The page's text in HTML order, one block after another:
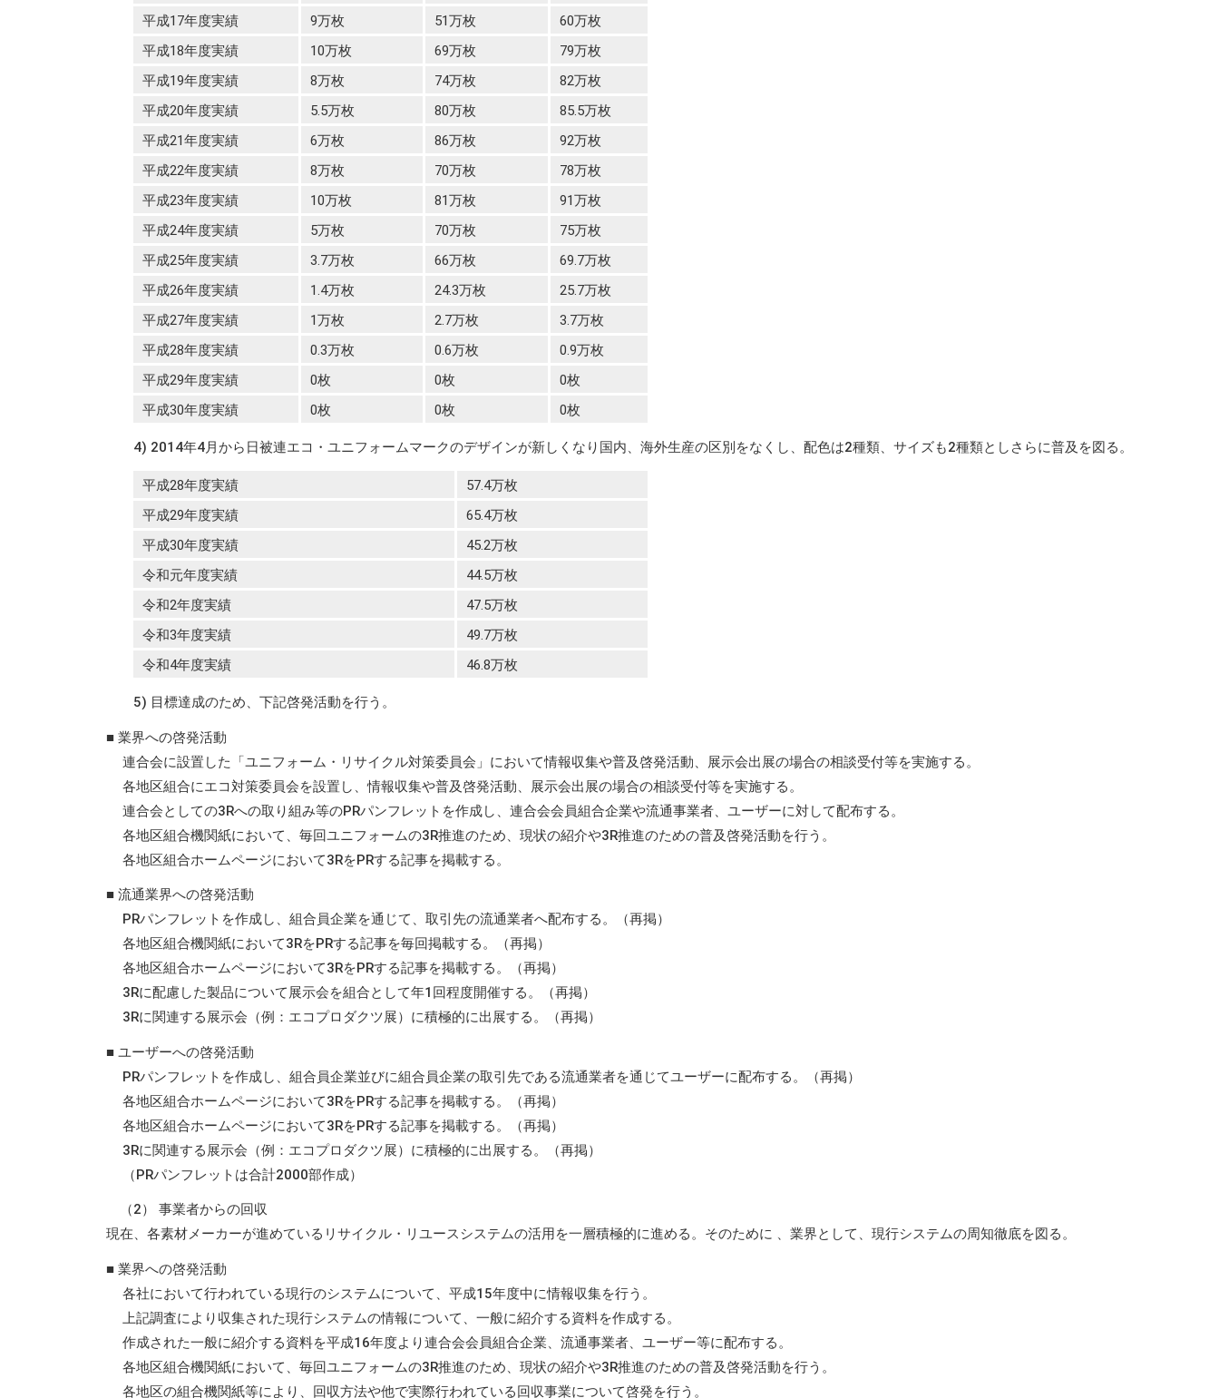
平成17年度実績
9万枚 51万枚
60万枚
平成18年度実績
10万枚 69万枚
79万枚
平成19年度実績
8万枚 74万枚
82万枚
平成20年度実績
5.5万枚 80万枚
85.5万枚
平成21年度実績
6万枚 86万枚
92万枚
平成22年度実績
8万枚 70万枚
78万枚
平成23年度実績
10万枚 81万枚
91万枚
平成24年度実績
5万枚 70万枚
75万枚
平成25年度実績
3.7万枚 66万枚
69.7万枚
平成26年度実績
1.4万枚 24.3万枚
25.7万枚
平成27年度実績
1万枚 2.7万枚
3.7万枚
平成28年度実績
0.3万枚 0.6万枚
0.9万枚
平成29年度実績
0枚 0枚
0枚
平成30年度実績
0枚 0枚 0枚
4) 2014年4月から日被連エコ・ユニフォームマークのデザインが新しくなり国内、海外生産の区別をなくし、配色は2種類、サイズも2種類としさらに普及を図る。
平成28年度実績
57.4万枚
平成29年度実績
65.4万枚
平成30年度実績
45.2万枚
令和元年度実績
44.5万枚
令和2年度実績
47.5万枚
令和3年度実績
49.7万枚
令和4年度実績
46.8万枚
5) 目標達成のため、下記啓発活動を行う。
■ 業界への啓発活動
連合会に設置した「ユニフォーム・リサイクル対策委員会」において情報収集や普及啓発活動、展示会出展の場合の相談受付等を実施する。
各地区組合にエコ対策委員会を設置し、情報収集や普及啓発活動、展示会出展の場合の相談受付等を実施する。
連合会としての3Rへの取り組み等のPRパンフレットを作成し、連合会会員組合企業や流通事業者、ユーザーに対して配布する。
各地区組合機関紙において、毎回ユニフォームの3R推進のため、現状の紹介や3R推進のための普及啓発活動を行う。
各地区組合ホームページにおいて3RをPRする記事を掲載する。
■ 流通業界への啓発活動
PRパンフレットを作成し、組合員企業を通じて、取引先の流通業者へ配布する。（再掲）
各地区組合機関紙において3RをPRする記事を毎回掲載する。（再掲）
各地区組合ホームページにおいて3RをPRする記事を掲載する。（再掲）
3Rに配慮した製品について展示会を組合として年1回程度開催する。（再掲）
3Rに関連する展示会（例：エコプロダクツ展）に積極的に出展する。（再掲）
■ ユーザーへの啓発活動
PRパンフレットを作成し、組合員企業並びに組合員企業の取引先である流通業者を通じてユーザーに配布する。（再掲）
各地区組合ホームページにおいて3RをPRする記事を掲載する。（再掲）
各地区組合ホームページにおいて3RをPRする記事を掲載する。（再掲）
3Rに関連する展示会（例：エコプロダクツ展）に積極的に出展する。（再掲）
（PRパンフレットは合計2000部作成）
（2） 事業者からの回収
現在、各素材メーカーが進めているリサイクル・リユースシステムの活用を一層積極的に進める。そのために 、業界として、現行システムの周知徹底を図る。
■ 業界への啓発活動
各社において行われている現行のシステムについて、平成15年度中に情報収集を行う。
上記調査により収集された現行システムの情報について、一般に紹介する資料を作成する。
作成された一般に紹介する資料を平成16年度より連合会会員組合企業、流通事業者、ユーザー等に配布する。
各地区組合機関紙において、毎回ユニフォームの3R推進のため、現状の紹介や3R推進のための普及啓発活動を行う。
各地区の組合機関紙等により、回収方法や他で実際行われている回収事業について啓発を行う。